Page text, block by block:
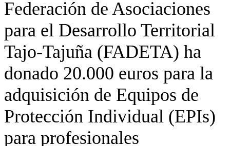
Federación de Asociaciones
para el Desarrollo Territorial
Tajo-Tajuña (FADETA) ha
donado 20.000 euros para la
adquisición de Equipos de
Protección Individual (EPIs)
para profesionales